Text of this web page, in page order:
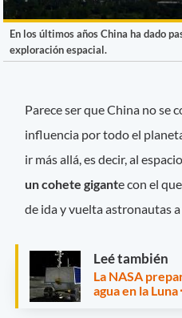
En los últimos años China ha dado
exploración espacial.
Parece ser que China no se
influencia por todo el
ir más allá, es decir, al
un cohete gigante con el
de ida y vuelta astronautas a
Leé también
La NASA
agua en la Luna